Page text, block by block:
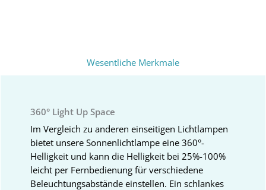
Wesentliche Merkmale
360° Light Up Space
Im Vergleich zu anderen einseitigen Lichtlampen
bietet unsere Sonnenlichtlampe eine 360°-
Helligkeit und kann die Helligkeit bei 25%-100%
leicht per Fernbedienung für verschiedene
Beleuchtungsabstände einstellen. Ein schlankes